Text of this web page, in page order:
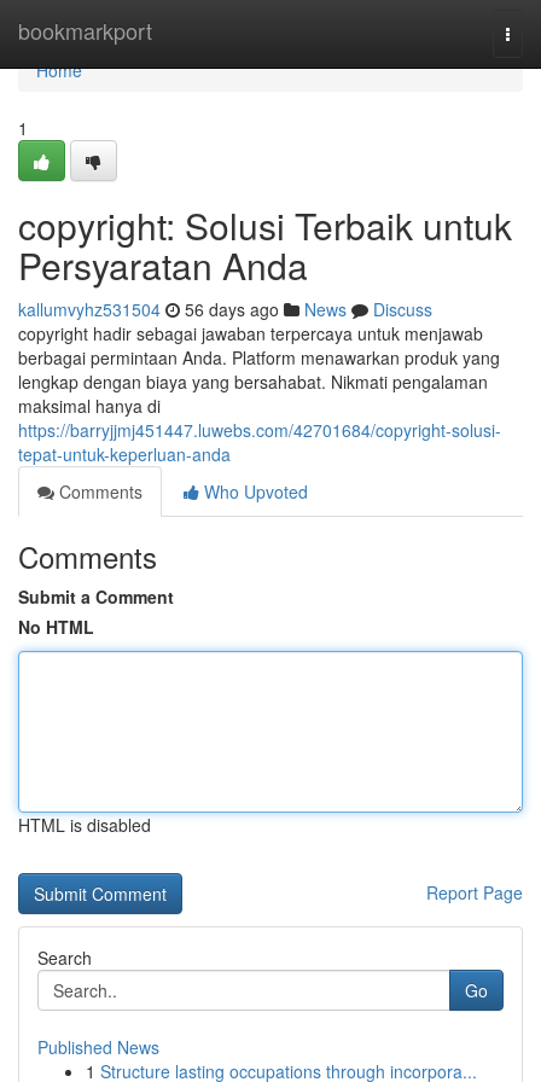
bookmarkport
Home
Home
1
copyright: Solusi Terbaik untuk
Persyaratan Anda
kallumvyhz531504 56 days ago News
Discuss
copyright hadir sebagai jawaban terpercaya untuk menjawab
berbagai permintaan Anda. Platform menawarkan produk yang
lengkap dengan biaya yang bersahabat. Nikmati pengalaman
maksimal hanya di
https://barryjjmj451447.luwebs.com/42701684/copyright-solusi-
tepat-untuk-keperluan-anda
Comments
Who Upvoted
Comments
Submit a Comment
No HTML
HTML is disabled
Report Page
Search
Go
Published News
1 Structure lasting occupations through incorpora...